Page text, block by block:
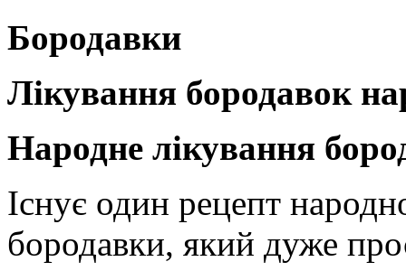
Бородавки
Лікування бородавок
Народне лікування
Існує один рецепт
бородавки, який дуже